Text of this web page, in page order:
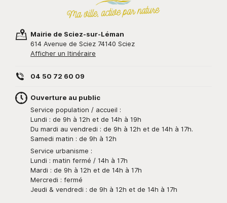
Mairie de Sciez-sur-Léman
614 Avenue de Sciez 74140 Sciez
Afficher un Itinéraire
04 50 72 60 09
Ouverture au public
Service population / accueil :
Lundi : de 9h à 12h et de 14h à 19h
Du mardi au vendredi : de 9h à 12h et de 14h à 17h.
Samedi matin : de 9h à 12h
Service urbanisme :
Lundi : matin fermé / 14h à 17h
Mardi : de 9h à 12h et de 14h à 17h
Mercredi : fermé
Jeudi & vendredi : de 9h à 12h et de 14h à 17h